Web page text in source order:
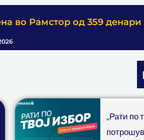
во Рамстор од 359 денари
„Рати по